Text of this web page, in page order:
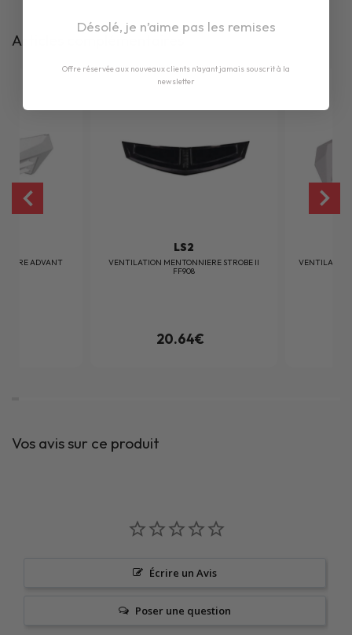
Articles complémentaires
ADVANT
LS2
VENTILATION MENTONNIERE STROBE II
FF908
20.64€
VENTILATION
Vos avis sur ce produit
Écrire un Avis
Poser une question
Désolé, je n’aime pas les remises
Offre réservée aux nouveaux clients n'ayant jamais souscrit à la
newsletter